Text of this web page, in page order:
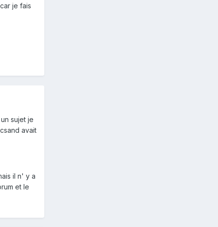
je fais
sujet je
avait
il n' y a
et le